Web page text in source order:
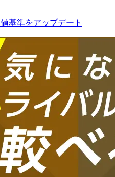
基準をアップデート